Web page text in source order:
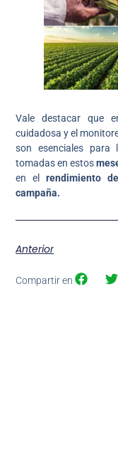
Vale destacar que
cuidadosa y el
son esenciales para
tomadas en estos
en el
rendimiento
campaña.
Anterior
Compartir en